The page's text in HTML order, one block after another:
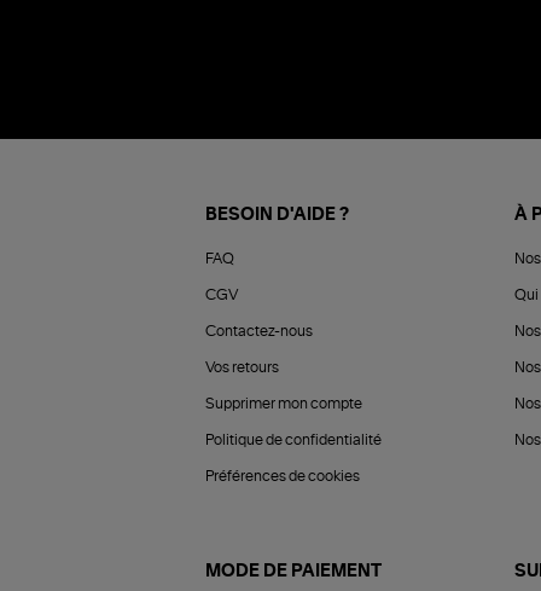
BESOIN D'AIDE ?
FAQ
CGV
Contactez-nous
Vos retours
Supprimer mon compte
Politique de confidentialité
Préférences de cookies
À
Qui
MODE DE PAIEMENT